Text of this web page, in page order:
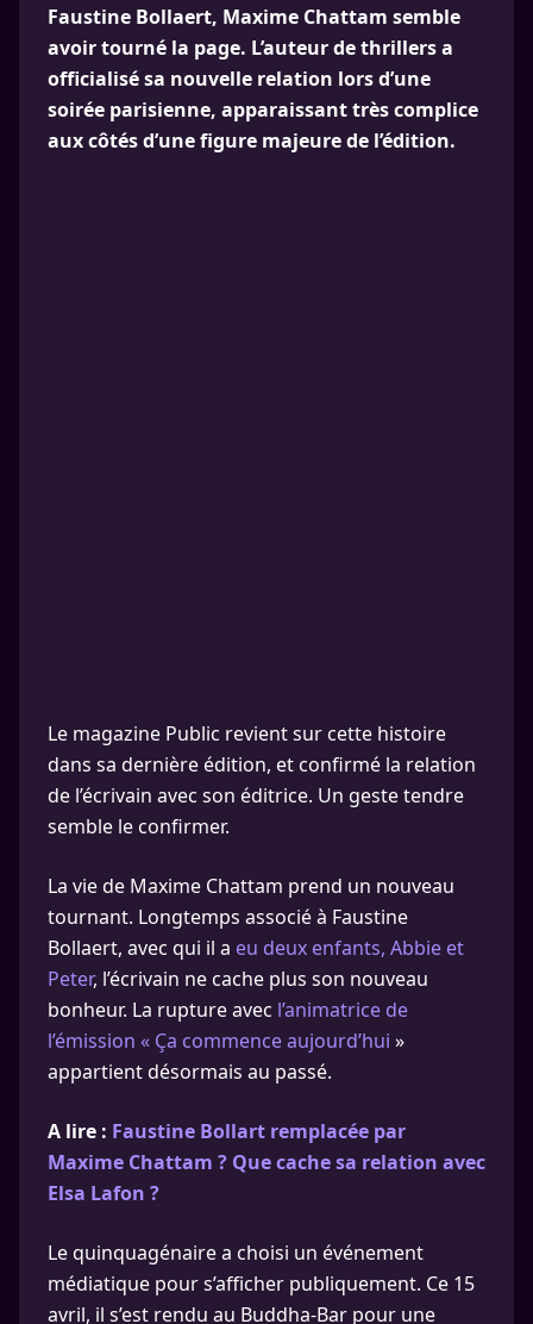
Faustine Bollaert, Maxime Chattam semble
avoir tourné la page. L’auteur de thrillers a
officialisé sa nouvelle relation lors d’une
soirée parisienne, apparaissant très complice
aux côtés d’une figure majeure de l’édition.
Le magazine Public revient sur cette histoire
dans sa dernière édition, et confirmé la relation
de l’écrivain avec son éditrice. Un geste tendre
semble le confirmer.
La vie de Maxime Chattam prend un nouveau
tournant. Longtemps associé à Faustine
Bollaert, avec qui il a eu deux enfants, Abbie et
Peter, l’écrivain ne cache plus son nouveau
bonheur. La rupture avec l’animatrice de
l’émission « Ça commence aujourd’hui »
appartient désormais au passé.
A lire : Faustine Bollart remplacée par
Maxime Chattam ? Que cache sa relation avec
Elsa Lafon ?
Le quinquagénaire a choisi un événement
médiatique pour s’afficher publiquement. Ce 15
avril, il s’est rendu au Buddha-Bar pour une